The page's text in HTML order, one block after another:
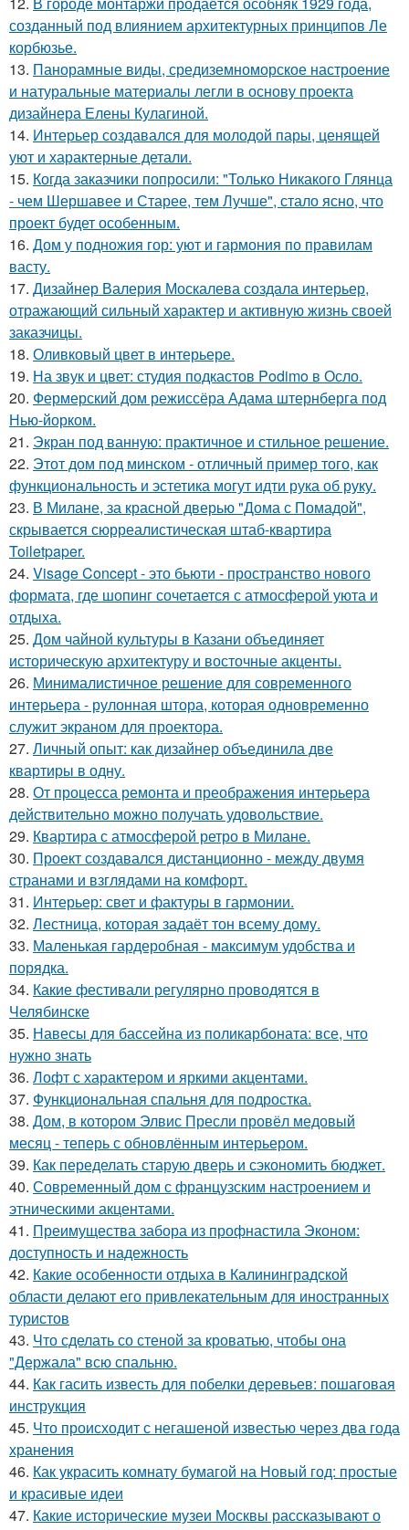
созданный под влиянием архитектурных принципов Ле
корбюзье.
13. Панорамные виды, средиземноморское настроение
и натуральные материалы легли в основу проекта
дизайнера Елены Кулагиной.
14. Интерьер создавался для молодой пары, ценящей
уют и характерные детали.
15. Когда заказчики попросили: "Только Никакого Глянца
- чем Шершавее и Старее, тем Лучше", стало ясно, что
проект будет особенным.
16. Дом у подножия гор: уют и гармония по правилам
васту.
17. Дизайнер Валерия Москалева создала интерьер,
отражающий сильный характер и активную жизнь своей
заказчицы.
18. Оливковый цвет в интерьере.
19. На звук и цвет: студия подкастов Podimo в Осло.
20. Фермерский дом режиссёра Адама штернберга под
Нью-йорком.
21. Экран под ванную: практичное и стильное решение.
22. Этот дом под минском - отличный пример того, как
функциональность и эстетика могут идти рука об руку.
23. В Милане, за красной дверью "Дома с Помадой",
скрывается сюрреалистическая штаб-квартира
Toiletpaper.
24. Visage Concept - это бьюти - пространство нового
формата, где шопинг сочетается с атмосферой уюта и
отдыха.
25. Дом чайной культуры в Казани объединяет
историческую архитектуру и восточные акценты.
26. Минималистичное решение для современного
интерьера - рулонная штора, которая одновременно
служит экраном для проектора.
27. Личный опыт: как дизайнер объединила две
квартиры в одну.
28. От процесса ремонта и преображения интерьера
действительно можно получать удовольствие.
29. Квартира с атмосферой ретро в Милане.
30. Проект создавался дистанционно - между двумя
странами и взглядами на комфорт.
31. Интерьер: свет и фактуры в гармонии.
32. Лестница, которая задаёт тон всему дому.
33. Маленькая гардеробная - максимум удобства и
порядка.
34. Какие фестивали регулярно проводятся в
Челябинске
35. Навесы для бассейна из поликарбоната: все, что
нужно знать
36. Лофт с характером и яркими акцентами.
37. Функциональная спальня для подростка.
38. Дом, в котором Элвис Пресли провёл медовый
месяц - теперь с обновлённым интерьером.
39. Как переделать старую дверь и сэкономить бюджет.
40. Современный дом с французским настроением и
этническими акцентами.
41. Преимущества забора из профнастила Эконом:
доступность и надежность
42. Какие особенности отдыха в Калининградской
области делают его привлекательным для иностранных
туристов
43. Что сделать со стеной за кроватью, чтобы она
"Держала" всю спальню.
44. Как гасить известь для побелки деревьев: пошаговая
инструкция
45. Что происходит с негашеной известью через два года
хранения
46. Как украсить комнату бумагой на Новый год: простые
и красивые идеи
47. Какие исторические музеи Москвы рассказывают о